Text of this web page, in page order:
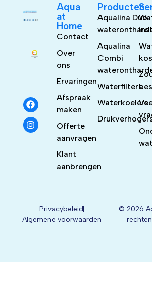
Aqua
at
Home
Contact
Over
ons
Ervaringen
Afspraak
maken
Offerte
aanvragen
Klant
aanbrengen
Producten
Aqualina Duo
Aqualina
Combi
Waterfilters
Waterkoelers
© 2026
Privacybeleid
Algemene voorwaarden